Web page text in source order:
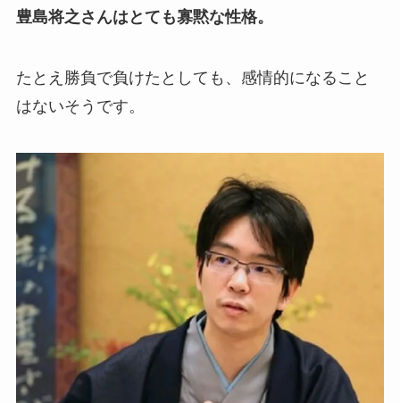
豊島将之さんはとても寡黙な性格。
たとえ勝負で負けたとしても、感情的になること
はないそうです。